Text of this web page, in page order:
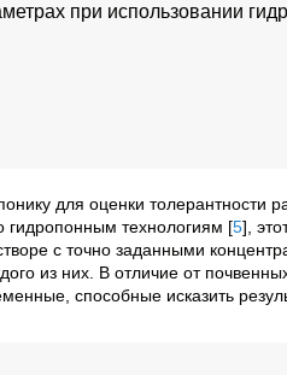
при использовании
для оценки толерантности
гидропонным технологиям [5],
с точно заданными
из них. В отличие от
способные исказить